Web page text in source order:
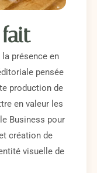
présence en
pensée
production de
en valeur les
Business pour
création de
visuelle de